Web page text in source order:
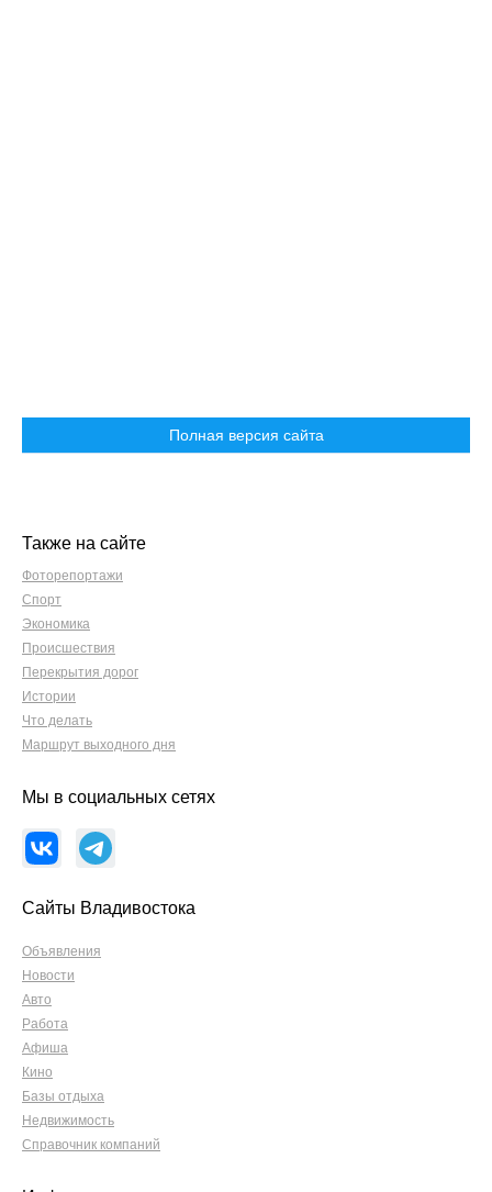
Полная версия сайта
Также на сайте
Фоторепортажи
Спорт
Экономика
Происшествия
Перекрытия дорог
Истории
Что делать
Маршрут выходного дня
Мы в социальных сетях
Сайты Владивостока
Объявления
Новости
Авто
Работа
Афиша
Кино
Базы отдыха
Недвижимость
Справочник компаний